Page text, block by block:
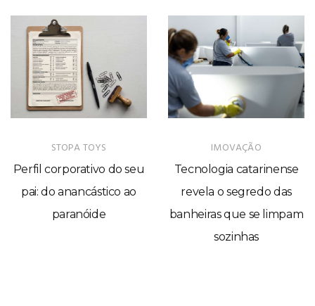
STOPA TOYS
Perfil corporativo do seu
pai: do anancástico ao
paranóide
IMOVAÇÃO
Tecnologia catarinense
revela o segredo das
banheiras que se limpam
sozinhas